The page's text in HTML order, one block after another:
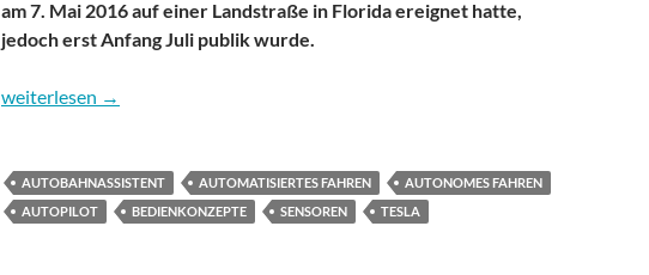
am 7. Mai 2016 auf einer Landstraße in Florida ereignet hatte,
jedoch erst Anfang Juli publik wurde.
Was der Tesla-Unfall für die Zukunft des autonomen Fahrens bedeutet
weiterlesen →
AUTOBAHNASSISTENT AUTOMATISIERTES FAHREN
AUTONOMES FAHREN
AUTOPILOT
BEDIENKONZEPTE SENSOREN TESLA